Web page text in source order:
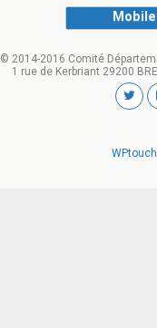
Mobile
© 2014-2016 Comité
1 rue de Kerbriant 29200